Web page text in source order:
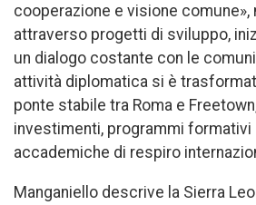
cooperazione e visione comune»,
attraverso progetti di sviluppo,
un dialogo costante con le
attività diplomatica si è
ponte stabile tra Roma e
investimenti, programmi formativi
accademiche di respiro
Manganiello descrive la Sierra